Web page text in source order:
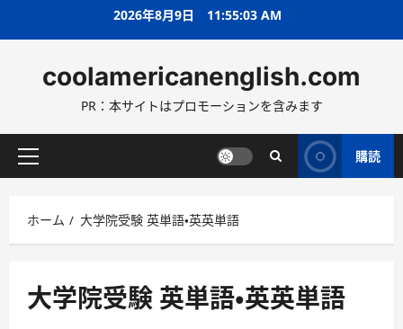
ス
ッ
2026年8月9日 11:55:04 AM
coolamericanenglish.com
PR：本サイトはプロモーションを含みます
メ
メ
ニ
ー
購読
ホーム 大学院受験 英単語・英英単語
大学院受験 英単語・英英単語